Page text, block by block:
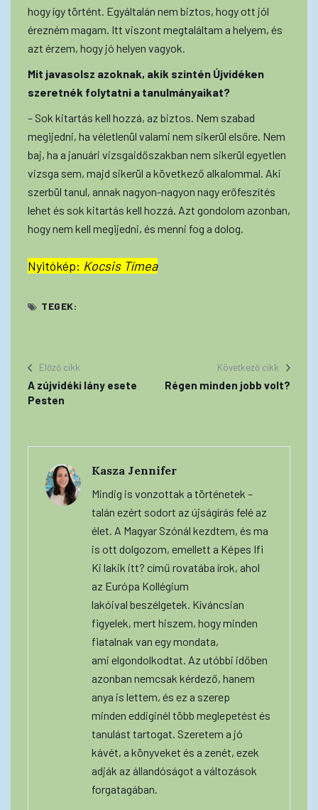
hogy így történt. Egyáltalán nem biztos, hogy ott jól
érezném magam. Itt viszont megtaláltam a helyem, és
azt érzem, hogy jó helyen vagyok.
Mit javasolsz azoknak, akik szintén Újvidéken
szeretnék folytatni a tanulmányaikat?
– Sok kitartás kell hozzá, az biztos. Nem szabad
megijedni, ha véletlenül valami nem sikerül elsőre. Nem
baj, ha a januári vizsgaidőszakban nem sikerül egyetlen
vizsga sem, majd sikerül a következő alkalommal. Aki
szerbül tanul, annak nagyon-nagyon nagy erőfeszítés
lehet és sok kitartás kell hozzá. Azt gondolom azonban,
hogy nem kell megijedni, és menni fog a dolog.
Nyitókép: Kocsis Tímea
TEGEK:
Előző cikk
A zújvidéki lány esete
Pesten
Következő cikk
Régen minden jobb volt?
Kasza Jennifer
Mindig is vonzottak a történetek –
talán ezért sodort az újságírás felé az
élet. A Magyar Szónál kezdtem, és ma
is ott dolgozom, emellett a Képes Ifi
Ki lakik itt? című rovatába írok, ahol
az Európa Kollégium
lakóival beszélgetek. Kíváncsian
figyelek, mert hiszem, hogy minden
fiatalnak van egy mondata,
ami elgondolkodtat. Az utóbbi időben
azonban nemcsak kérdező, hanem
anya is lettem, és ez a szerep
minden eddiginél több meglepetést és
tanulást tartogat. Szeretem a jó
kávét, a könyveket és a zenét, ezek
adják az állandóságot a változások
forgatagában.